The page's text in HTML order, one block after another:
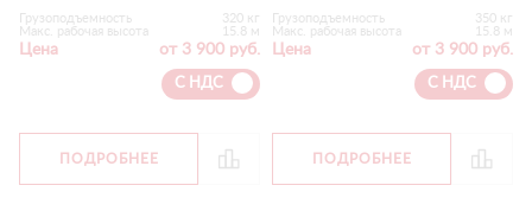
Грузоподъемность
320 кг
Макс. рабочая высота
15.8 м
Цена от 3 900 руб.
С НДС
ПОДРОБНЕЕ
Грузоподъемность
350 кг
Макс. рабочая высота
15.8 м
Цена от 3 900 руб.
С НДС
ПОДРОБНЕЕ